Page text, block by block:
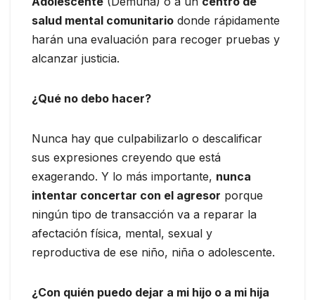
salud mental comunitario donde rápidamente
harán una evaluación para recoger pruebas y
alcanzar justicia.
¿Qué no debo hacer?
Nunca hay que culpabilizarlo o descalificar
sus expresiones creyendo que está
exagerando. Y lo más importante, nunca
intentar concertar con el agresor porque
ningún tipo de transacción va a reparar la
afectación física, mental, sexual y
reproductiva de ese niño, niña o adolescente.
¿Con quién puedo dejar a mi hijo o a mi hija